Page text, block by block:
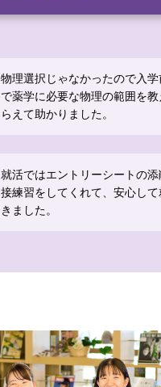
物理選択じゃなかったので入
で薬学に必要な物理の範囲を教
らえて助かりました。
就活ではエントリーシートの
接練習をしてくれて、安心し
きました。